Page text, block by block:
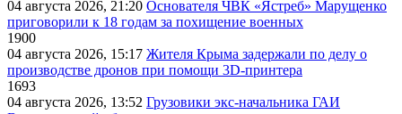
04 августа 2026, 21:20 Основателя ЧВК «Ястреб» Марущенко
приговорили к 18 годам за похищение военных
1900
04 августа 2026, 15:17 Жителя Крыма задержали по делу о
производстве дронов при помощи 3D‑принтера
1693
04 августа 2026, 13:52 Грузовики экс-начальника ГАИ